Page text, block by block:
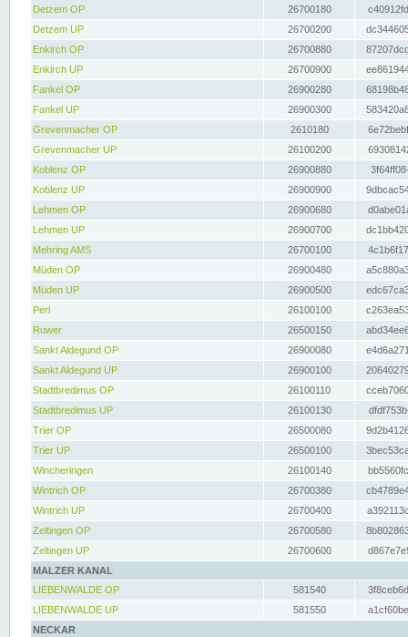
Detzem OP
26700180
Detzem UP
26700200
Enkirch OP
26700880
Enkirch UP
26700900
Fankel OP
26900280
Fankel UP
26900300
Grevenmacher OP
2610180
Grevenmacher UP
26100200
Koblenz OP
26900880
Koblenz UP
26900900
Lehmen OP
26900680
Lehmen UP
26900700
Mehring AMS
26700100
Müden OP
26900480
Müden UP
26900500
Perl
26100100
Ruwer
26500150
Sankt Aldegund OP
26900080
Sankt Aldegund UP
26900100
Stadtbredimus OP
26100110
Stadtbredimus UP
26100130
Trier OP
26500080
Trier UP
26500100
Wincheringen
26100140
Wintrich OP
26700380
Wintrich UP
26700400
Zeltingen OP
26700580
Zeltingen UP
26700600
MALZER KANAL
LIEBENWALDE OP
581540
LIEBENWALDE UP
581550
NECKAR